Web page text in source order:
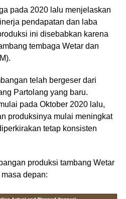
pada 2020 lalu menjelaskan
pendapatan dan laba
ini disebabkan karena
tembaga Wetar dan
telah bergeser dari
Partolang yang baru.
pada Oktober 2020 lalu,
produksinya mulai meningkat
tetap konsisten
produksi tambang Wetar
depan: